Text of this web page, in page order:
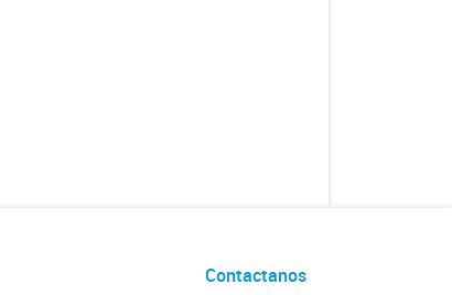
Contactanos